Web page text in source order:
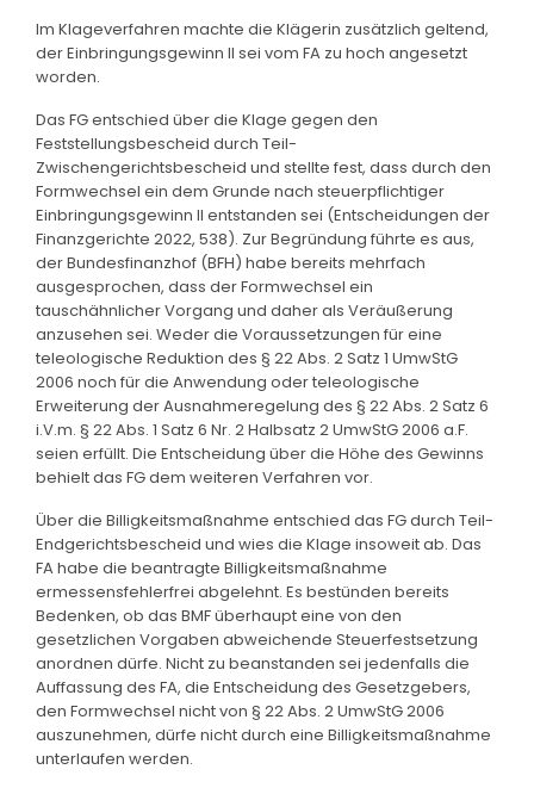
Im Klageverfahren machte die Klägerin zusätzlich geltend,
der Einbringungsgewinn II sei vom FA zu hoch angesetzt
worden.
Das FG entschied über die Klage gegen den
Feststellungsbescheid durch Teil-
Zwischengerichtsbescheid und stellte fest, dass durch den
Formwechsel ein dem Grunde nach steuerpflichtiger
Einbringungsgewinn II entstanden sei (Entscheidungen der
Finanzgerichte 2022, 538). Zur Begründung führte es aus,
der Bundesfinanzhof (BFH) habe bereits mehrfach
ausgesprochen, dass der Formwechsel ein
tauschähnlicher Vorgang und daher als Veräußerung
anzusehen sei. Weder die Voraussetzungen für eine
teleologische Reduktion des § 22 Abs. 2 Satz 1 UmwStG
2006 noch für die Anwendung oder teleologische
Erweiterung der Ausnahmeregelung des § 22 Abs. 2 Satz 6
i.V.m. § 22 Abs. 1 Satz 6 Nr. 2 Halbsatz 2 UmwStG 2006 a.F.
seien erfüllt. Die Entscheidung über die Höhe des Gewinns
behielt das FG dem weiteren Verfahren vor.
Über die Billigkeitsmaßnahme entschied das FG durch Teil-
Endgerichtsbescheid und wies die Klage insoweit ab. Das
FA habe die beantragte Billigkeitsmaßnahme
ermessensfehlerfrei abgelehnt. Es bestünden bereits
Bedenken, ob das BMF überhaupt eine von den
gesetzlichen Vorgaben abweichende Steuerfestsetzung
anordnen dürfe. Nicht zu beanstanden sei jedenfalls die
Auffassung des FA, die Entscheidung des Gesetzgebers,
den Formwechsel nicht von § 22 Abs. 2 UmwStG 2006
auszunehmen, dürfe nicht durch eine Billigkeitsmaßnahme
unterlaufen werden.